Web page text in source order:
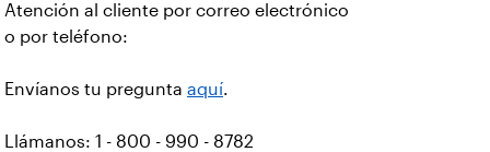
Atención al cliente por correo electrónico
o por teléfono:
Envíanos tu pregunta aquí.
Llámanos: 1 - 800 - 990 - 8782